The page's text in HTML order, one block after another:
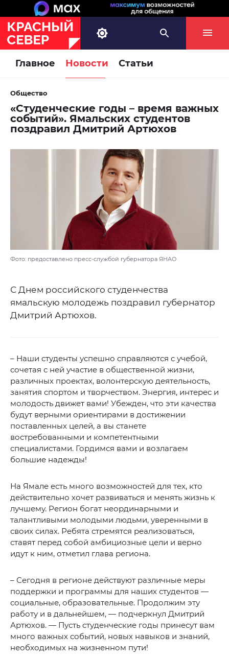
Главное Новости Статьи
Общество
«Студенческие годы – время важных
событий». Ямальских студентов
поздравил Дмитрий Артюхов
Фото: предоставлено пресс-службой губернатора ЯНАО
С Днем российского студенчества
ямальскую молодежь поздравил губернатор
Дмитрий Артюхов.
– Наши студенты успешно справляются с учебой,
сочетая с ней участие в общественной жизни,
различных проектах, волонтерскую деятельность,
занятия спортом и творчеством. Энергия, интерес и
молодость движет вами! Убежден, что эти качества
будут верными ориентирами в достижении
поставленных целей, а вы станете
востребованными и компетентными
специалистами. Гордимся вами и возлагаем
большие надежды!
На Ямале есть много возможностей для тех, кто
действительно хочет развиваться и менять жизнь к
лучшему. Регион богат неординарными и
талантливыми молодыми людьми, уверенными в
своих силах. Ребята стремятся реализоваться,
ставят перед собой амбициозные цели и верно
идут к ним, отметил глава региона.
– Сегодня в регионе действуют различные меры
поддержки и программы для наших студентов —
социальные, образовательные. Продолжим эту
работу и в дальнейшем, — подчеркнул Дмитрий
Артюхов. — Пусть студенческие годы принесут вам
много важных событий, новых навыков и знаний,
необходимых на жизненном пути!